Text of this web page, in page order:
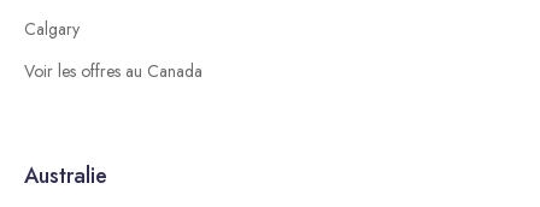
Calgary
Voir les offres au Canada
Australie